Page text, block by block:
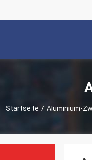
Startseite / Aluminium-